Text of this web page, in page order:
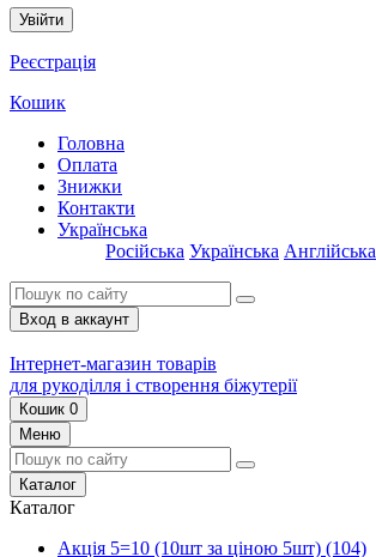
Увійти
Реєстрація
Кошик
Головна
Оплата
Знижки
Контакти
Українська
Російська Українська Англійська
Вход в аккаунт
Інтернет-магазин товарів
для рукоділля і створення біжутерії
Кошик 0
Меню
Каталог
Каталог
Акція 5=10 (10шт за ціною 5шт) (104)